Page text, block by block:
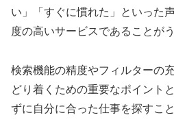
い」「すぐに慣れた」といった
度の高いサービスであることが
検索機能の精度やフィルターの
どり着くための重要なポイント
ずに自分に合った仕事を探すこ